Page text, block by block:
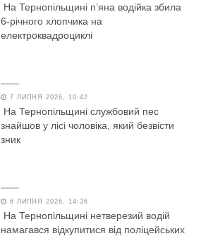
На Тернопільщині п’яна водійка збила
6-річного хлопчика на
електроквадроциклі
7 ЛИПНЯ 2026, 10:42
На Тернопільщині службовий пес
знайшов у лісі чоловіка, який безвісти
зник
6 ЛИПНЯ 2026, 14:36
На Тернопільщині нетверезий водій
намагався відкупитися від поліцейських